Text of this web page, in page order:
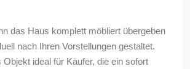
das Haus komplett möbliert übergeben
nach Ihren Vorstellungen gestaltet.
ideal für Käufer, die ein sofort